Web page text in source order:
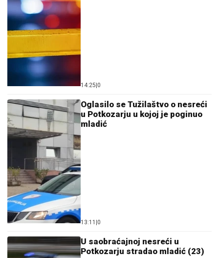
14:25|0
Oglasilo se Tužilaštvo o nesreći
u Potkozarju u kojoj je poginuo
mladić
13:11 |0
U saobraćajnoj nesreći u
Potkozarju stradao mladić (23)